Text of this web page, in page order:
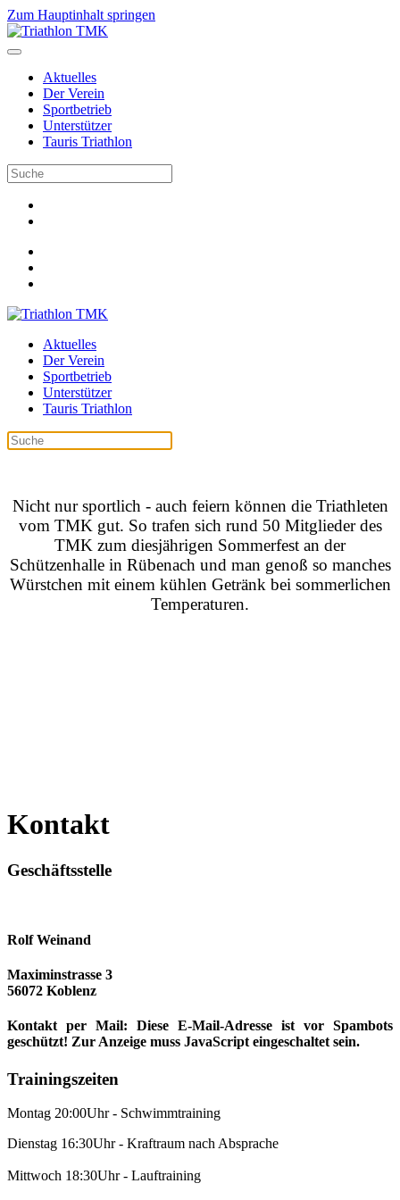
Zum Hauptinhalt springen
Aktuelles
Der Verein
Sportbetrieb
Unterstützer
Tauris Triathlon
Aktuelles
Der Verein
Sportbetrieb
Unterstützer
Tauris Triathlon
Nicht nur sportlich - auch feiern können die Triathleten
vom TMK gut. So trafen sich rund 50 Mitglieder des
TMK zum diesjährigen Sommerfest an der
Schützenhalle in Rübenach und man genoß so manches
Würstchen mit einem kühlen Getränk bei sommerlichen
Temperaturen.
Kontakt
Geschäftsstelle
Rolf Weinand
Maximinstrasse 3
56072 Koblenz
Kontakt per Mail: Diese E-Mail-Adresse ist vor Spambots
geschützt! Zur Anzeige muss JavaScript eingeschaltet sein.
Trainingszeiten
Montag 20:00Uhr - Schwimmtraining
Dienstag 16:30Uhr - Kraftraum nach Absprache
Mittwoch 18:30Uhr - Lauftraining